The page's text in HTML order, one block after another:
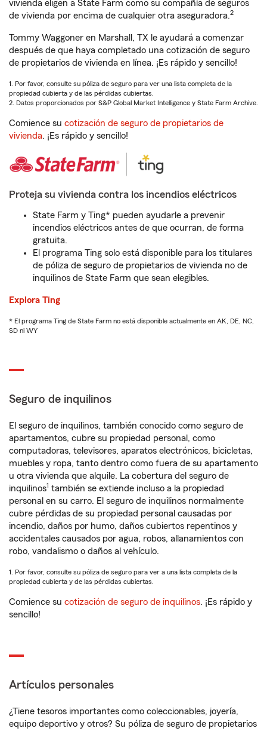
vivienda eligen a State Farm como su compañía de seguros
de vivienda por encima de cualquier otra aseguradora.2
Tommy Waggoner en Marshall, TX le ayudará a comenzar
después de que haya completado una cotización de seguro
de propietarios de vivienda en línea. ¡Es rápido y sencillo!
1. Por favor, consulte su póliza de seguro para ver una lista completa de la
propiedad cubierta y de las pérdidas cubiertas.
2. Datos proporcionados por S&P Global Market Intelligence y State Farm Archive.
Comience su cotización de seguro de propietarios de
vivienda. ¡Es rápido y sencillo!
Proteja su vivienda contra los incendios eléctricos
State Farm y Ting* pueden ayudarle a prevenir
incendios eléctricos antes de que ocurran, de forma
gratuita.
El programa Ting solo está disponible para los titulares
de póliza de seguro de propietarios de vivienda no de
inquilinos de State Farm que sean elegibles.
Explora Ting
* El programa Ting de State Farm no está disponible actualmente en AK, DE, NC,
SD ni WY
Seguro de inquilinos
El seguro de inquilinos, también conocido como seguro de
apartamentos, cubre su propiedad personal, como
computadoras, televisores, aparatos electrónicos, bicicletas,
muebles y ropa, tanto dentro como fuera de su apartamento
u otra vivienda que alquile. La cobertura del seguro de
inquilinos1 también se extiende incluso a la propiedad
personal en su carro. El seguro de inquilinos normalmente
cubre pérdidas de su propiedad personal causadas por
incendio, daños por humo, daños cubiertos repentinos y
accidentales causados por agua, robos, allanamientos con
robo, vandalismo o daños al vehículo.
1. Por favor, consulte su póliza de seguro para ver a una lista completa de la
propiedad cubierta y de las pérdidas cubiertas.
Comience su cotización de seguro de inquilinos. ¡Es rápido y
sencillo!
Artículos personales
¿Tiene tesoros importantes como coleccionables, joyería,
equipo deportivo y otros? Su póliza de seguro de propietarios